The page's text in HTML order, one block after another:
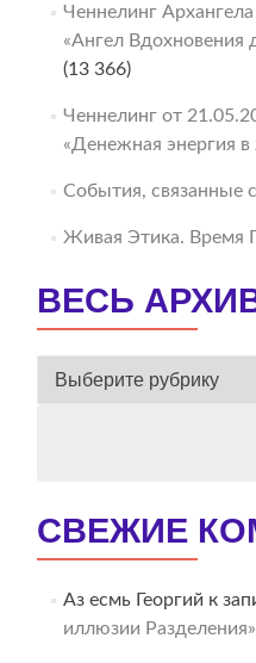
Ченнелинг
«Ангел Вдохновения
(13 366)
Ченнелинг от
«Денежная энергия в
События, связанные
Живая Этика.
ВЕСЬ
ВЕСЬ
СВЕЖИЕ
Аз есмь Георгий к
иллюзии